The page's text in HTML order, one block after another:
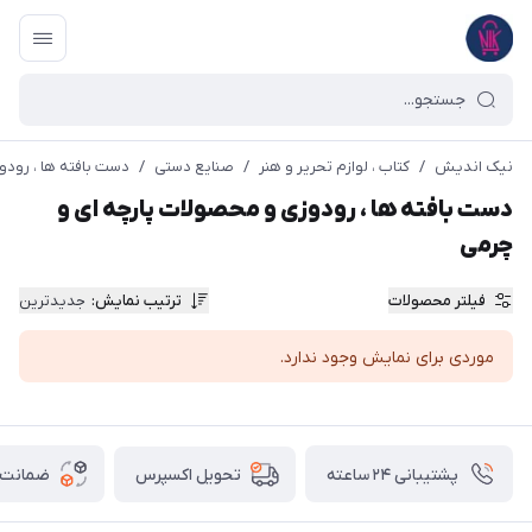
نیک اندیش / کتاب ، لوازم تحریر و هنر / صنایع دستی / دست بافته ها ،
دست بافته ها ، رودوزی و محصولات پارچه ای و
چرمی
فیلتر محصولات ترتیب نمایش: جدیدترین
موردی برای نمایش وجود ندارد.
پشتیبانی ۲۴ ساعته تحویل اکسپرس ضمانت